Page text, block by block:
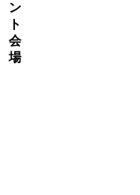
ン
ト
会
場